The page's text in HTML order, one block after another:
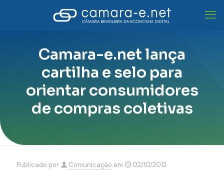
Camara-e.net lança
cartilha e selo para
orientar consumidores
de compras coletivas
Publicado por Comunicação em 02/10/2012